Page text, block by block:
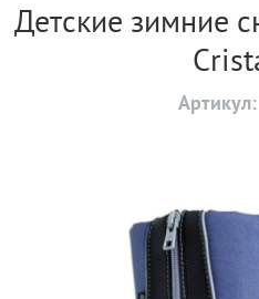
Детские зимние
Артикул: